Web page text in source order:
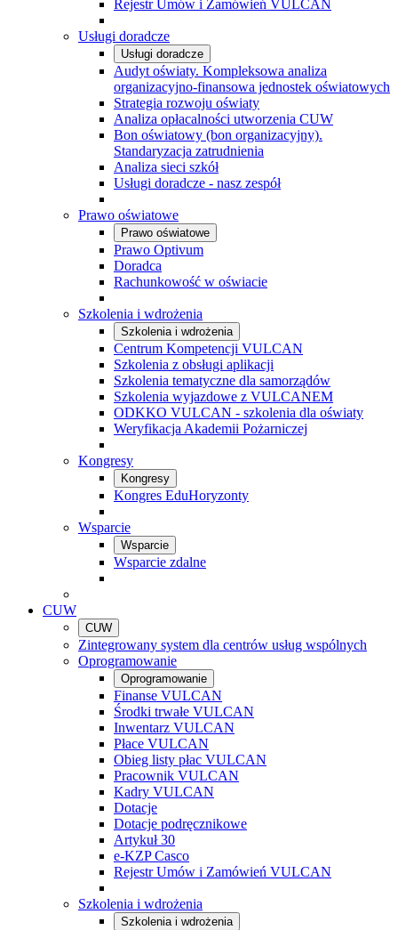
Rejestr Umów i Zamówień VULCAN
Usługi doradcze
Usługi doradcze
Audyt oświaty. Kompleksowa analiza
organizacyjno-finansowa jednostek oświatowych
Strategia rozwoju oświaty
Analiza opłacalności utworzenia CUW
Bon oświatowy (bon organizacyjny).
Standaryzacja zatrudnienia
Analiza sieci szkół
Usługi doradcze - nasz zespół
Prawo oświatowe
Prawo oświatowe
Prawo Optivum
Doradca
Rachunkowość w oświacie
Szkolenia i wdrożenia
Szkolenia i wdrożenia
Centrum Kompetencji VULCAN
Szkolenia z obsługi aplikacji
Szkolenia tematyczne dla samorządów
Szkolenia wyjazdowe z VULCANEM
ODKKO VULCAN - szkolenia dla oświaty
Weryfikacja Akademii Pożarniczej
Kongresy
Kongresy
Kongres EduHoryzonty
Wsparcie
Wsparcie
Wsparcie zdalne
CUW
CUW
Zintegrowany system dla centrów usług wspólnych
Oprogramowanie
Oprogramowanie
Finanse VULCAN
Środki trwałe VULCAN
Inwentarz VULCAN
Płace VULCAN
Obieg listy płac VULCAN
Pracownik VULCAN
Kadry VULCAN
Dotacje
Dotacje podręcznikowe
Artykuł 30
e-KZP Casco
Rejestr Umów i Zamówień VULCAN
Szkolenia i wdrożenia
Szkolenia i wdrożenia